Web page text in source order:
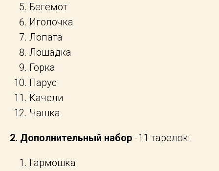
Бегемот
Иголочка
Лопата
Лошадка
Горка
Парус
Качели
Чашка
2. Дополнительный набор -11 тарелок:
Гармошка